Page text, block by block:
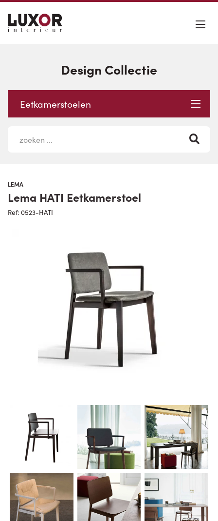
Design Collectie
Eetkamerstoelen
LEMA
Lema HATI Eetkamerstoel
Ref: 0523-HATI